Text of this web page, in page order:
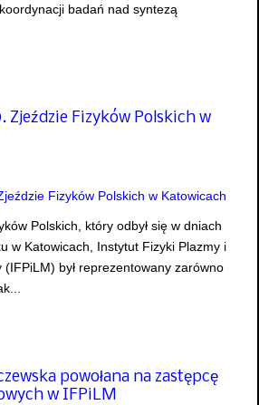
badań nad syntezą
Zjeździe Fizyków Polskich w
Polskich, który odbył się w dniach
w Katowicach, Instytut Fizyki Plazmy i
był reprezentowany zarówno
powołana na zastępcę
w IFPiLM